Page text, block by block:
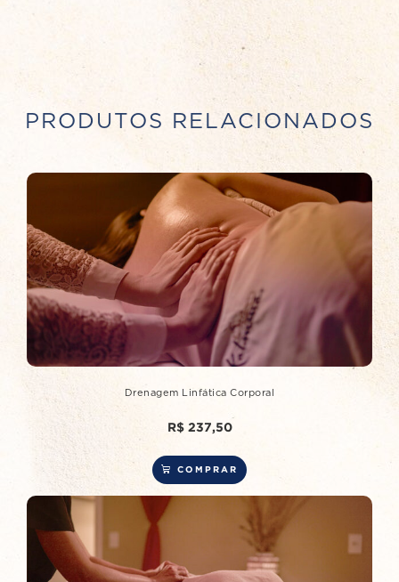
PRODUTOS RELACIONADOS
Drenagem Linfática Corporal
R$237,50
COMPRAR